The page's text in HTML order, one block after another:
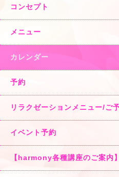
コンセプト
メニュー
カレンダー
予約
リラクゼーションメニュー/ご
イベント予約
【harmony各種講座のご案内】